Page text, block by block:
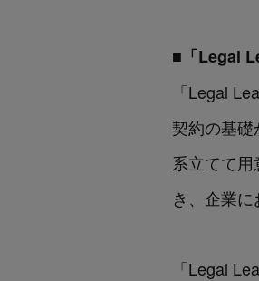
■「Legal
「Legal
契約の基
系立てて
き、企業
「Legal